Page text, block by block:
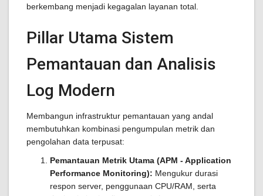
berkembang menjadi kegagalan layanan total.
Pillar Utama Sistem
Pemantauan dan Analisis
Log Modern
Membangun infrastruktur pemantauan yang andal
membutuhkan kombinasi pengumpulan metrik dan
pengolahan data terpusat:
Pemantauan Metrik Utama (APM - Application
Performance Monitoring): Mengukur durasi
respon server, penggunaan CPU/RAM, serta